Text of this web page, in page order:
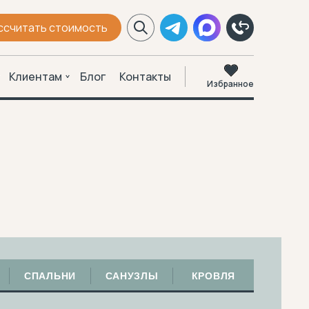
стоимость
Клиентам Блог Контакты Избранное
СПАЛЬНИ САНУЗЛЫ КРОВЛЯ